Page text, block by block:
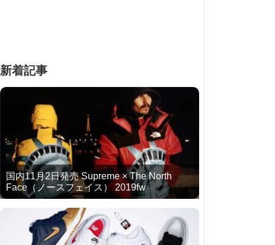
新着記事
国内11月2日発売 Supreme × The North
Face（ノースフェイス） 2019fw